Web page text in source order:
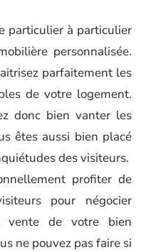
particulier à particulier
personnalisée.
parfaitement les
de votre logement.
donc bien vanter les
êtes aussi bien placé
des visiteurs.
profiter de
pour négocier
vente de votre bien
ne pouvez pas faire si